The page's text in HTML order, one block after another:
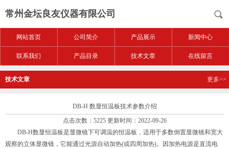
常州金坛良友仪器有限公司
网站首页 公司简介 产品展示 新闻中心
联系我们 产品目录 技术文章 在线留言
技术文章 更多>>
DB-H 数显恒温板技术参数介绍
点击次数：5225 更新时间：2022-09-26
DB-H数显恒温板是显微镜下可调温的恒温板，适用于多数倒置显微镜和宽大
观察的立体显微镜，它能通过光源自动加热(或四周加热)。因加热电源是直流电